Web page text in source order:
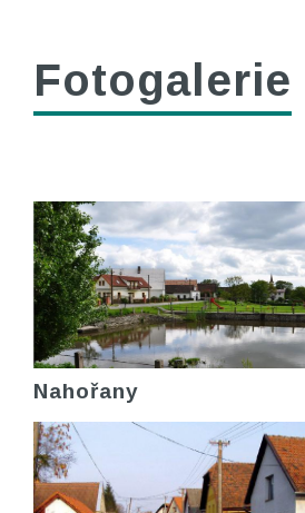
Fotogalerie
Nahořany